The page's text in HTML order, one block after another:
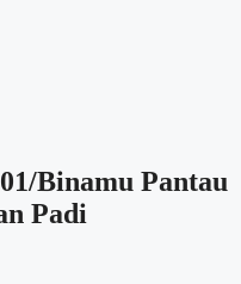
Binamu Pantau
Padi